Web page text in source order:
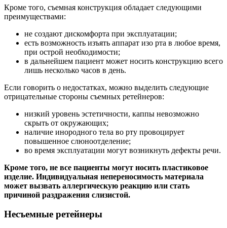
Кроме того, съемная конструкция обладает следующими
преимуществами:
не создают дискомфорта при эксплуатации;
есть возможность изъять аппарат изо рта в любое время,
при острой необходимости;
в дальнейшем пациент может носить конструкцию всего
лишь несколько часов в день.
Если говорить о недостатках, можно выделить следующие
отрицательные стороны съемных ретейнеров:
низкий уровень эстетичности, каппы невозможно
скрыть от окружающих;
наличие инородного тела во рту провоцирует
повышенное слюноотделение;
во время эксплуатации могут возникнуть дефекты речи.
Кроме того, не все пациенты могут носить пластиковое
изделие. Индивидуальная непереносимость материала
может вызвать аллергическую реакцию или стать
причиной раздражения слизистой.
Несъемные ретейнеры